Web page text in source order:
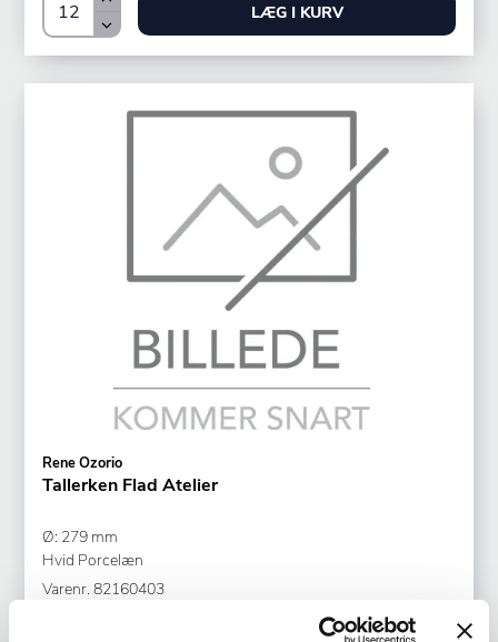
LÆG I KURV
Rene Ozorio
Tallerken Flad Atelier
Ø: 279 mm
Hvid Porcelæn
Varenr. 82160403